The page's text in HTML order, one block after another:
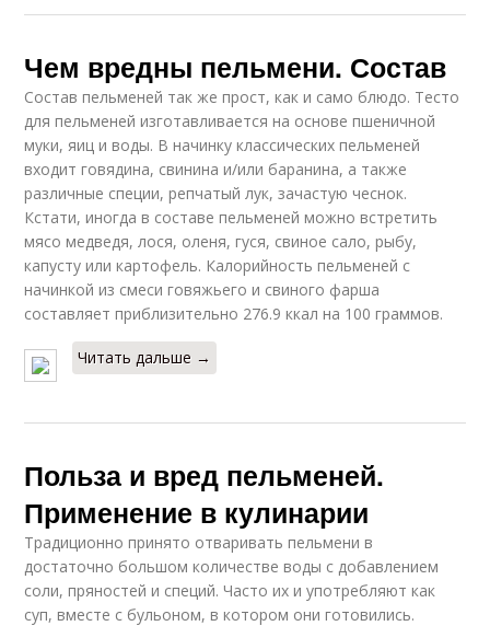
Чем вредны пельмени. Состав
Состав пельменей так же прост, как и само блюдо. Тесто
для пельменей изготавливается на основе пшеничной
муки, яиц и воды. В начинку классических пельменей
входит говядина, свинина и/или баранина, а также
различные специи, репчатый лук, зачастую чеснок.
Кстати, иногда в составе пельменей можно встретить
мясо медведя, лося, оленя, гуся, свиное сало, рыбу,
капусту или картофель. Калорийность пельменей с
начинкой из смеси говяжьего и свиного фарша
составляет приблизительно 276.9 ккал на 100 граммов.
Читать дальше →
Польза и вред пельменей.
Применение в кулинарии
Традиционно принято отваривать пельмени в
достаточно большом количестве воды с добавлением
соли, пряностей и специй. Часто их и употребляют как
суп, вместе с бульоном, в котором они готовились.